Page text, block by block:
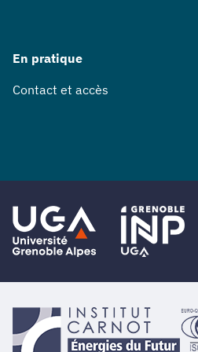
En pratique
Contact et accès